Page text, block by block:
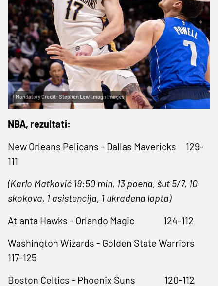
Mandatory Credit: Stephen Lew-Imagn Images
NBA, rezultati:
New Orleans Pelicans - Dallas Mavericks 129-
111
(Karlo Matković 19:50 min, 13 poena, šut 5/7, 10
skokova, 1 asistencija, 1 ukradena lopta)
Atlanta Hawks - Orlando Magic 124-112
Washington Wizards - Golden State Warriors
117-125
Boston Celtics - Phoenix Suns 120-112